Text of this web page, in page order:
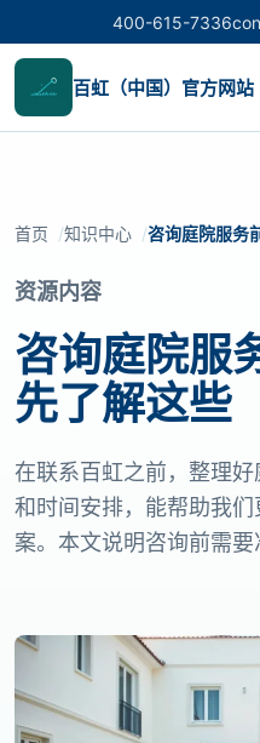
400-615-7336
百虹（中国）官方网站
首页 知识中心 咨询庭院服务
资源内容
咨询庭院服
先了解这些
在联系百虹之前，整理
和时间安排，能帮助我
案。本文说明咨询前需要